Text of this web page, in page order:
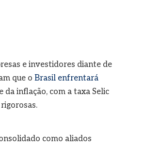
e investidores diante de
que o Brasil enfrentará
da inflação, com a taxa Selic
como aliados